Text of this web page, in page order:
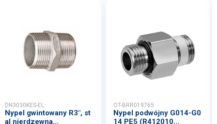
DN3030KES-EL
Nypel gwintowany R3", st
al nierdzewna...
OT-BRR019765
Nypel podwójny G014-G0
14 PE5 (R412010...